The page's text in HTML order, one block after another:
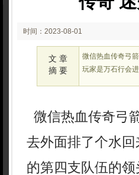
时间：2023-08-01
02:08
文 章
摘 要
微信热血传奇弓
玩家是万石行会
微信热血传奇弓
去外面排了个水
的第四支队伍的